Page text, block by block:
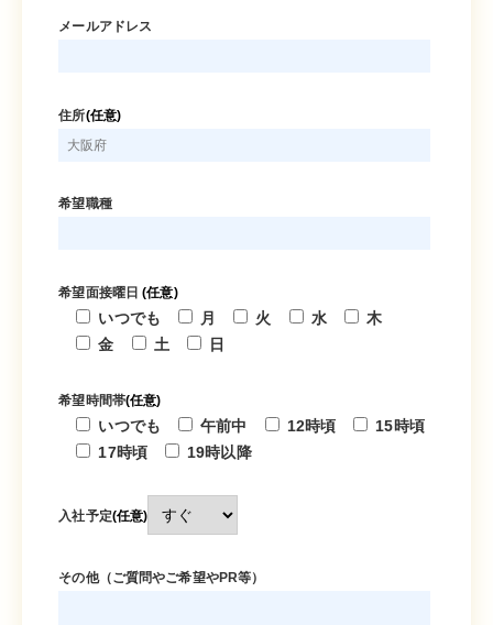
メールアドレス
住所(任意)
希望職種
希望面接曜日(任意)
いつでも 月 火 水
木
金
土 日
希望時間帯(任意)
いつでも 午前中 12時頃
15時頃
17時頃
19時以降
入社予定(任意)
その他（ご質問やご希望やPR等）